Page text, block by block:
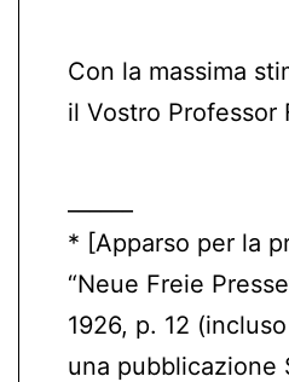
Con la massima
il Vostro Professor
* [Apparso per la
“Neue Freie
1926, p. 12
una pubblicazione